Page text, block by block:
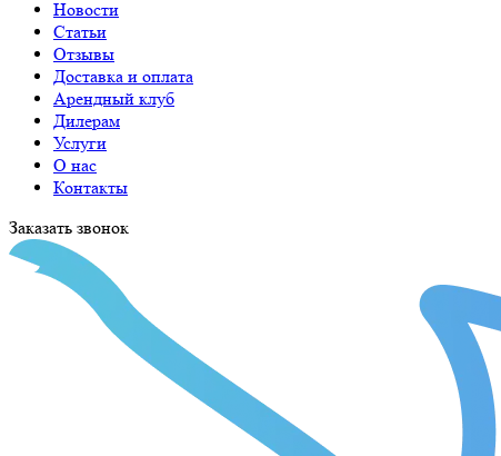
Новости
Статьи
Отзывы
Доставка и оплата
Арендный клуб
Дилерам
Услуги
О нас
Контакты
Заказать звонок